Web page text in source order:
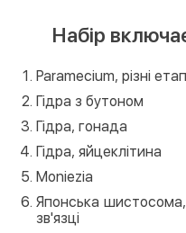
Набір
Paramecium, різні
Гідра з бутоном
Гідра, гонада
Гідра, яйцеклітина
Moniezia
Японська шистосома,
зв'язці